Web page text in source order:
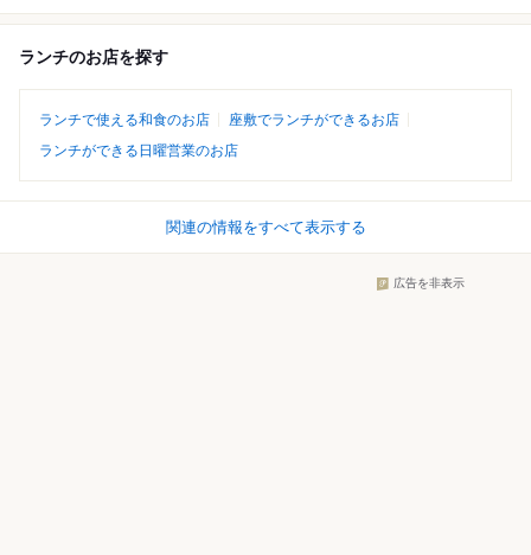
ランチのお店を探す
ランチで使える和食のお店
座敷でランチができるお店
ランチができる日曜営業のお店
関連の情報をすべて表示する
広告を非表示